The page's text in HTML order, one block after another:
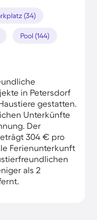
(34)
Pool (144)
in Petersdorf
gestatten.
Unterkünfte
Der
304 € pro
Ferienunterkunft
als 2